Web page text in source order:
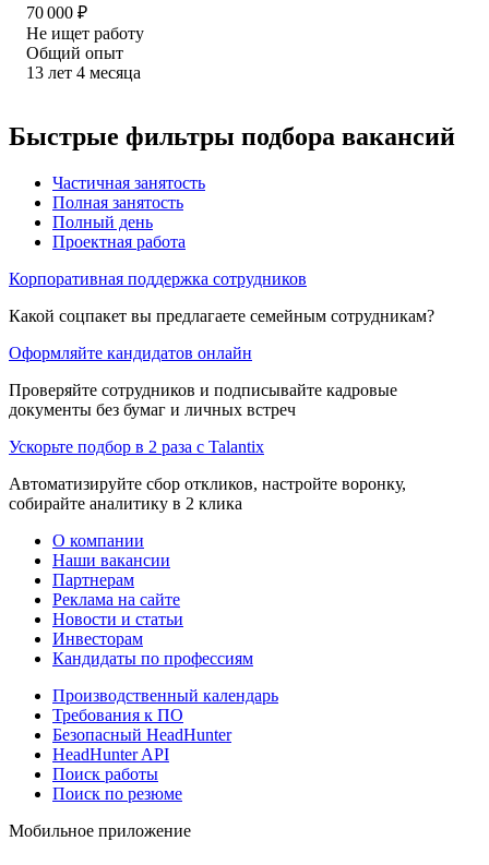
70 000 ₽
Не ищет работу
Общий опыт
13 лет 4 месяца
Быстрые фильтры подбора вакансий
Частичная занятость
Полная занятость
Полный день
Проектная работа
Корпоративная поддержка сотрудников
Какой соцпакет вы предлагаете семейным сотрудникам?
Оформляйте кандидатов онлайн
Проверяйте сотрудников и подписывайте кадровые
документы без бумаг и личных встреч
Ускорьте подбор в 2 раза с Talantix
Автоматизируйте сбор откликов, настройте воронку,
собирайте аналитику в 2 клика
О компании
Наши вакансии
Партнерам
Реклама на сайте
Новости и статьи
Инвесторам
Кандидаты по профессиям
Производственный календарь
Требования к ПО
Безопасный HeadHunter
HeadHunter API
Поиск работы
Поиск по резюме
Мобильное приложение